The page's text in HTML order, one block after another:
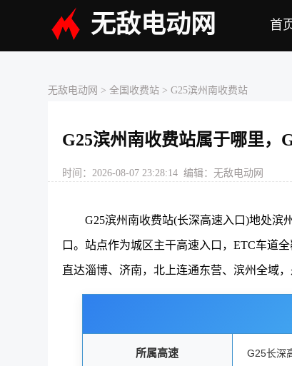
无敌电动网 首
无敌电动网 >全国收费站 > G25滨州南收费站
G25滨州南收费站属于哪里，
时间：2026-08-07 23:28:14 编辑：无敌电动网
G25滨州南收费站(长深高速入口)地处滨
口。站点作为城区主干高速入口，ETC车道
直达淄博、济南，北上连通东营、滨州全域
所属高速 G25长深